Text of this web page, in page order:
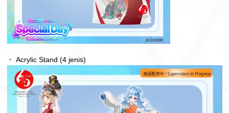
・ Acrylic Stand (4 jenis)